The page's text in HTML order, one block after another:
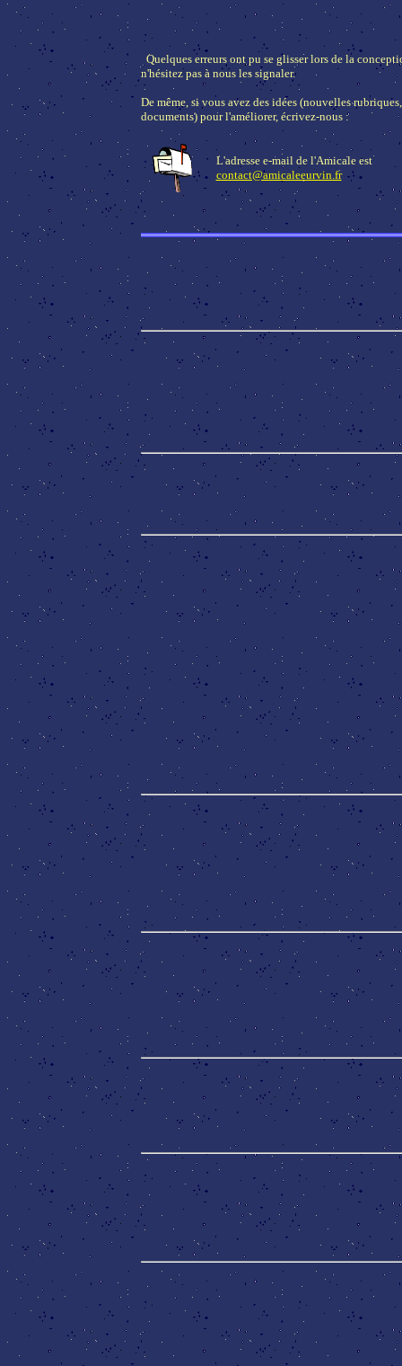
Quelques erreurs ont pu se glisser lors de la
n'hésitez pas à nous les signaler.
De même, si vous avez des idées (nouvelles
documents) pour l'améliorer, écrivez-nous :
L'adresse e-mail de l'Amicale est
contact@amicaleeurvin.fr